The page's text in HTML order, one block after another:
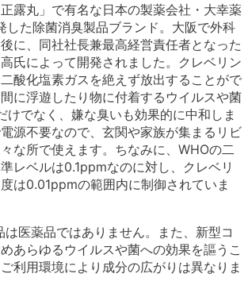
露丸」で有名な日本の製薬会社・大幸薬
た除菌消臭製品ブランド。大阪で外科
に、同社社長兼最高経営責任者となった
氏によって開発されました。クレベリン
酸化塩素ガスを絶えず放出することがで
に浮遊したり物に付着するウイルスや菌
けでなく、嫌な臭いも効果的に中和しま
源不要なので、玄関や家族が集まるリビ
な所で使えます。ちなみに、WHOの二
レベルは0.1ppmなのに対し、クレベリ
は0.01ppmの範囲内に制御されていま
医薬品ではありません。また、新型コ
あらゆるウイルスや菌への効果を謳うこ
利用環境により成分の広がりは異なりま